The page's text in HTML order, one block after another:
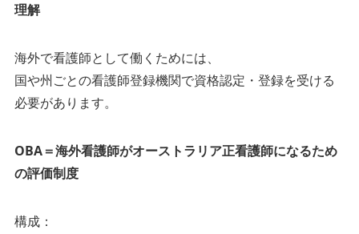
理解
海外で看護師として働くためには、
国や州ごとの看護師登録機関で資格認定・登録を受ける
必要があります。
OBA＝海外看護師がオーストラリア正看護師になるため
の評価制度
構成：